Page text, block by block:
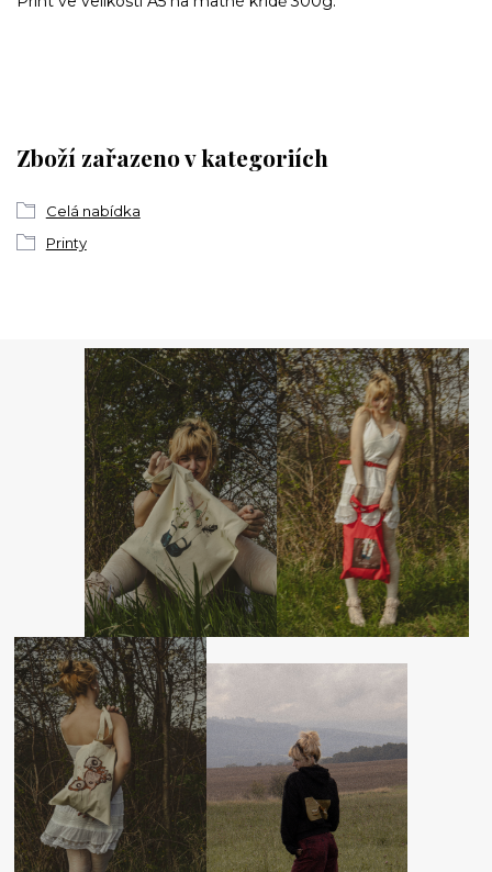
Zboží zařazeno v kategoriích
Celá nabídka
Printy